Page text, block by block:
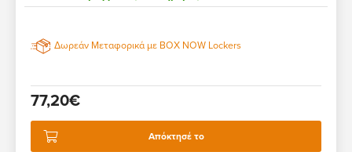
Δωρεάν Μεταφορικά με BOX NOW Lockers
77,20€
Απόκτησέ το